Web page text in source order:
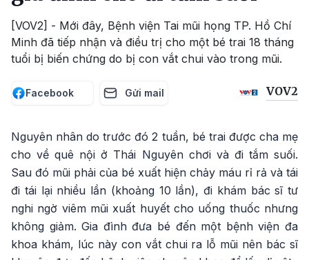
[VOV2] - Mới đây, Bệnh viện Tai mũi họng TP. Hồ Chí
Minh đã tiếp nhận và điều trị cho một bé trai 18 tháng
tuổi bị biến chứng do bị con vắt chui vào trong mũi.
Facebook Gửi mail VOV2
Nguyên nhân do trước đó 2 tuần, bé trai được cha mẹ
cho về quê nội ở Thái Nguyên chơi và đi tắm suối.
Sau đó mũi phải của bé xuất hiện chảy máu rỉ rả và tái
đi tái lại nhiều lần (khoảng 10 lần), đi khám bác sĩ tư
nghi ngờ viêm mũi xuất huyết cho uống thuốc nhưng
không giảm. Gia đình đưa bé đến một bệnh viện đa
khoa khám, lúc này con vắt chui ra lỗ mũi nên bác sĩ